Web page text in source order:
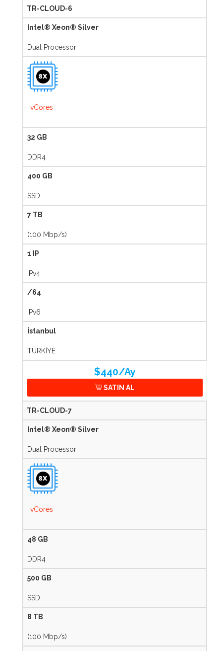
TR-CLOUD-6
Intel® Xeon® Silver
Dual Processor
8X
vCores
32 GB
DDR4
400 GB
SSD
7 TB
(100 Mbp/s)
1 IP
IPv4
/64
IPv6
İstanbul
TÜRKİYE
$440/Ay
SATIN AL
TR-CLOUD-7
Intel® Xeon® Silver
Dual Processor
8X
vCores
48 GB
DDR4
500 GB
SSD
8 TB
(100 Mbp/s)